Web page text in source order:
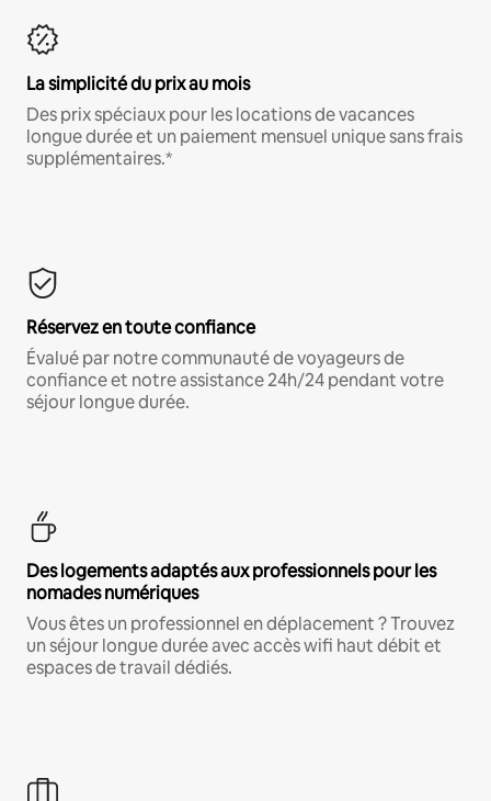
La simplicité du prix au mois
Des prix spéciaux pour les locations de vacances
longue durée et un paiement mensuel unique sans frais
supplémentaires.*
Réservez en toute confiance
Évalué par notre communauté de voyageurs de
confiance et notre assistance 24h/24 pendant votre
séjour longue durée.
Des logements adaptés aux professionnels pour les
nomades numériques
Vous êtes un professionnel en déplacement ? Trouvez
un séjour longue durée avec accès wifi haut débit et
espaces de travail dédiés.